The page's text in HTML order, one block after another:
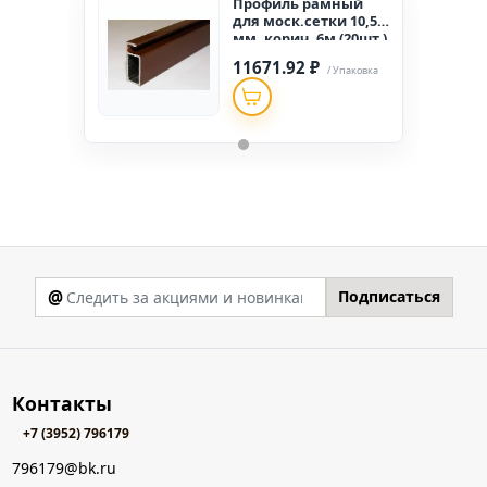
для моск.сетки 10,5
мм, корич. 6м (20шт.)
11671.92 ₽ / Упаковка
@ Подписаться
Контакты
+7 (3952) 796179
796179@bk.ru